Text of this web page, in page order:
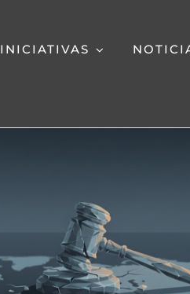
INICIATIVAS
La Verdad Incómoda sobre el Sistema
Internacional que el caso de Venezuela
dejó al Descubierto